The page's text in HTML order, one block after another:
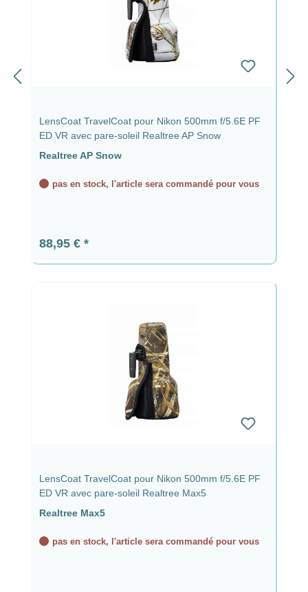
LensCoat TravelCoat pour Nikon 500mm f/5.6E PF
ED VR avec pare-soleil Realtree AP Snow
Realtree AP Snow
pas en stock, l'article sera commandé pour vous
Prix régulier :
88,95 €
LensCoat TravelCoat pour Nikon 500mm f/5.6E PF
ED VR avec pare-soleil Realtree Max5
Realtree Max5
pas en stock, l'article sera commandé pour vous